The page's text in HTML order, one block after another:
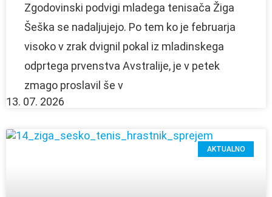
Zgodovinski podvigi mladega tenisača Žiga
Šeška se nadaljujejo. Po tem ko je februarja
visoko v zrak dvignil pokal iz mladinskega
odprtega prvenstva Avstralije, je v petek
zmago proslavil še v
13. 07. 2026
AKTUALNO